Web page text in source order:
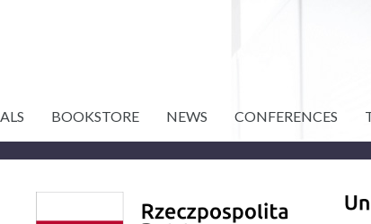
BOOKSTORE NEWS CONFERENCES